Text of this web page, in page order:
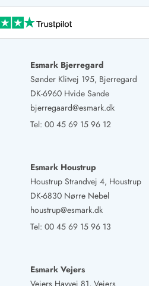
Esmark Bjerregard
Sønder Klitvej 195, Bjerregard
DK-6960 Hvide Sande
bjerregaard@esmark.dk
Tel: 00 45 69 15 96 12
Esmark Houstrup
Houstrup Strandvej 4, Houstrup
DK-6830 Nørre Nebel
houstrup@esmark.dk
Tel: 00 45 69 15 96 13
Esmark Vejers